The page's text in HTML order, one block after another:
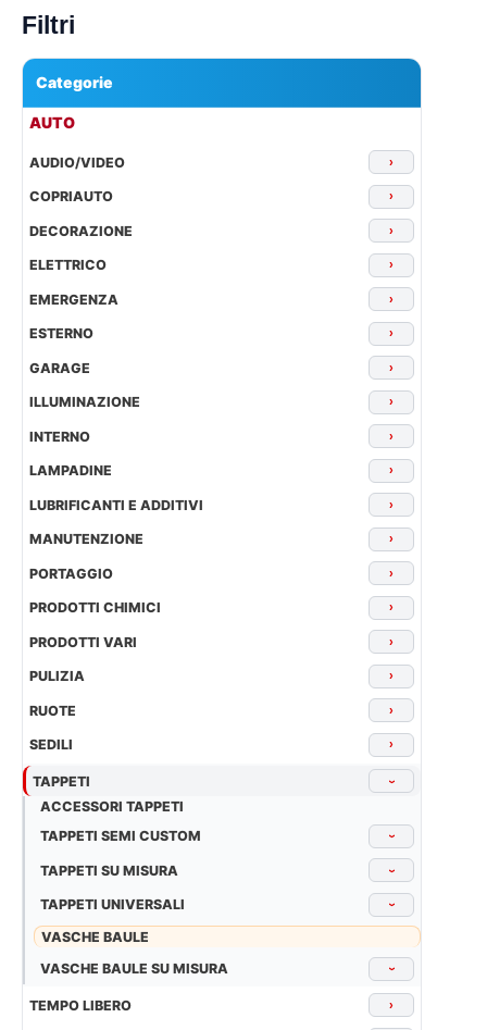
Filtri
Categorie
AUTO
AUDIO/VIDEO ›
COPRIAUTO ›
DECORAZIONE ›
ELETTRICO ›
EMERGENZA ›
ESTERNO ›
GARAGE ›
ILLUMINAZIONE ›
INTERNO ›
LAMPADINE ›
LUBRIFICANTI E ADDITIVI ›
MANUTENZIONE ›
PORTAGGIO ›
PRODOTTI CHIMICI ›
PRODOTTI VARI ›
PULIZIA ›
RUOTE ›
SEDILI ›
TAPPETI ›
ACCESSORI TAPPETI
TAPPETI SEMI CUSTOM
›
TAPPETI SU MISURA ›
TAPPETI UNIVERSALI ›
VASCHE BAULE
VASCHE BAULE SU MISURA
›
TEMPO LIBERO ›